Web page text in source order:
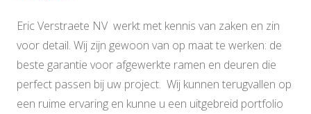
Eric Verstraete NV werkt met kennis van zaken en zin
voor detail. Wij zijn gewoon van op maat te werken: de
beste garantie voor afgewerkte ramen en deuren die
perfect passen bij uw project. Wij kunnen terugvallen op
een ruime ervaring en kunne u een uitgebreid portfolio